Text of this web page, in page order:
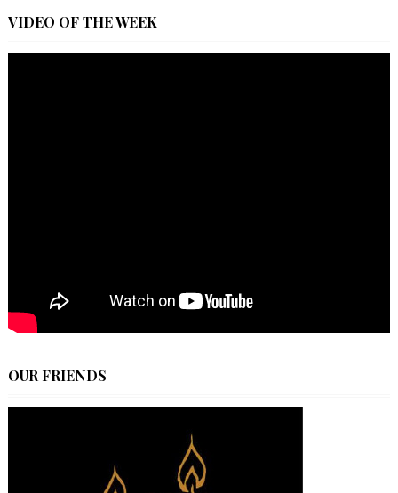
VIDEO OF THE WEEK
OUR FRIENDS